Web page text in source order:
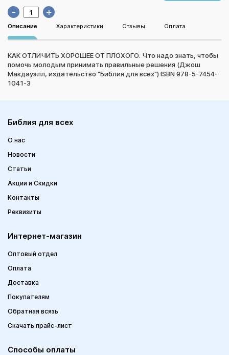
- +
Описание Характеристики Отзывы Оплата
КАК ОТЛИЧИТЬ ХОРОШЕЕ ОТ ПЛОХОГО. Что надо знать, чтобы
помочь молодым принимать правильные решения (Джош
Макдауэлл, издательство "Библия для всех") ISBN 978-5-7454-
1041-3
Библия для всех
О нас
Новости
Статьи
Акции и Скидки
Контакты
Реквизиты
Интернет-магазин
Оптовый отдел
Оплата
Доставка
Покупателям
Обратная всязь
Скачать прайс-лист
Способы оплаты